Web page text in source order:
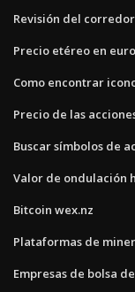
Revisión del
Precio etéreo en
Como encontrar
Precio de las
Buscar símbolos de
Valor de ondulación
Bitcoin wex.nz
Plataformas de
Empresas de bolsa